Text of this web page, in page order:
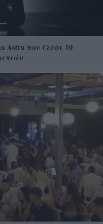
Astra που έλυσε 10